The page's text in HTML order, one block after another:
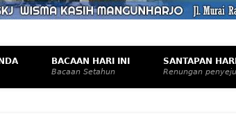
BACAAN HARI INI
Bacaan Setahun
SANTAPAN
Renungan